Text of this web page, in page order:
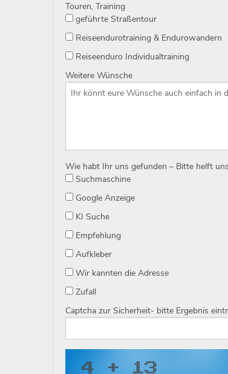
Touren, Training
geführte Straßentour
Reiseendurotraining & Endurowandern
Reiseenduro Individualtraining
Weitere Wünsche
Wie habt Ihr uns gefunden – Bitte helft
Suchmaschine
Google Anzeige
KI Suche
Empfehlung
Aufkleber
Wir kannten die Adresse
Zufall
Captcha zur Sicherheit- bitte Ergebnis